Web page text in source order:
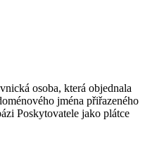
osoba, která objednala
jména přiřazeného
Poskytovatele jako plátce